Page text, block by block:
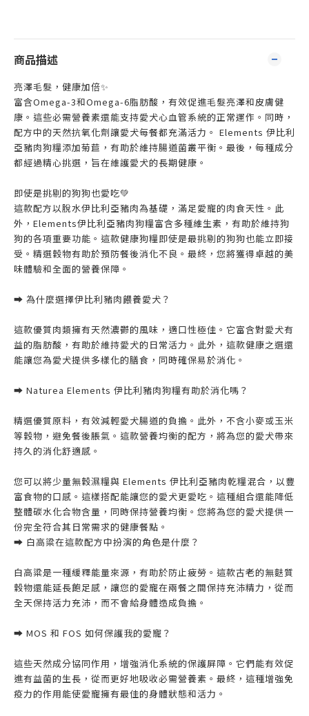
商品描述
亮澤毛髮，健康加倍✨
富含Omega-3和Omega-6脂肪酸，有效促進毛髮亮澤和皮膚健
康。這些必需營養素還能支持愛犬心血管系統的正常運作。同時，
配方中的天然抗氧化劑讓愛犬每餐都充滿活力。 Elements 伊比利
亞豬肉狗糧添加菊苣，有助於維持腸道菌叢平衡。最後，每種成分
都經過精心挑選，旨在維護愛犬的長期健康。
即使是挑剔的狗狗也愛吃💚
這款配方以脫水伊比利亞豬肉為基礎，滿足愛寵的肉食天性。此
外，Elements伊比利亞豬肉狗糧富含多種維生素，有助於維持狗
狗的各項重要功能。這款健康狗糧即使是最挑剔的狗狗也能立即接
受。精選穀物有助於預防餐後消化不良。最終，您將獲得卓越的美
味體驗和全面的營養保障。
➡️ 為什麼選擇伊比利豬肉餵養愛犬？
這款優質肉類擁有天然濃鬱的風味，適口性極佳。它富含對愛犬有
益的脂肪酸，有助於維持愛犬的日常活力。此外，這款健康之選還
能讓您為愛犬提供多樣化的膳食，同時確保易於消化。
➡️ Nat​​urea Elements 伊比利豬肉狗糧有助於消化嗎？
精選優質原料，有效減輕愛犬腸道的負擔。此外，不含小麥或玉米
等穀物，避免餐後脹氣。這款營養均衡的配方，將為您的愛犬帶來
持久的消化舒適感。
您可以將少量無穀濕糧與 Elements 伊比利亞豬肉乾糧混合，以豐
富食物的口感。這樣搭配能讓您的愛犬更愛吃。這種組合還能降低
整體碳水化合物含量，同時保持營養均衡。您將為您的愛犬提供一
份完全符合其日常需求的健康餐點。
➡️ 白高粱在這款配方中扮演的角色是什麼？
白高粱是一種緩釋能量來源，有助於防止疲勞。這款古老的無麩質
穀物還能延長飽足感，讓您的愛寵在兩餐之間保持充沛精力，從而
全天保持活力充沛，而不會給身體造成負擔。
➡️ MOS 和 FOS 如何保護我的愛寵？
這些天然成分協同作用，增強消化系統的保護屏障。它們能有效促
進有益菌的生長，從而更好地吸收必需營養素。最終，這種增強免
疫力的作用能使愛寵擁有最佳的身體狀態和活力。